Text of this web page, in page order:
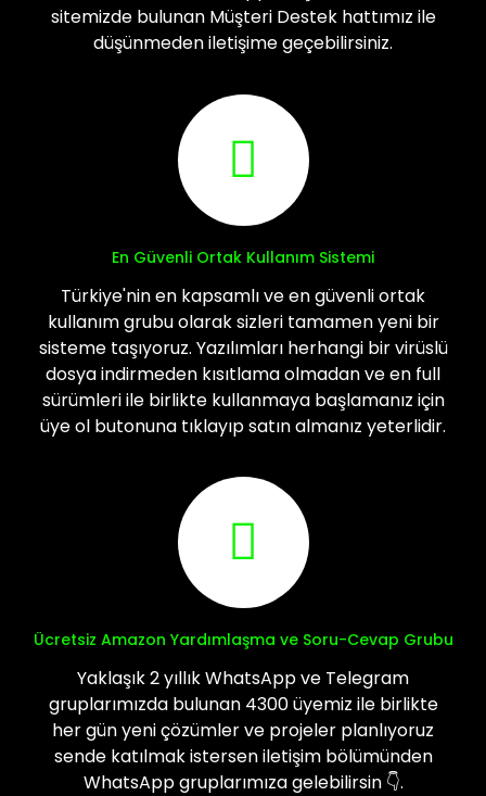
sitemizde bulunan Müşteri Destek hattımız ile
düşünmeden iletişime geçebilirsiniz.
En Güvenli Ortak Kullanım Sistemi
Türkiye'nin en kapsamlı ve en güvenli ortak
kullanım grubu olarak sizleri tamamen yeni bir
sisteme taşıyoruz. Yazılımları herhangi bir virüslü
dosya indirmeden kısıtlama olmadan ve en full
sürümleri ile birlikte kullanmaya başlamanız için
üye ol butonuna tıklayıp satın almanız yeterlidir.
Ücretsiz Amazon Yardımlaşma ve Soru-Cevap Grubu
Yaklaşık 2 yıllık WhatsApp ve Telegram
gruplarımızda bulunan 4300 üyemiz ile birlikte
her gün yeni çözümler ve projeler planlıyoruz
sende katılmak istersen iletişim bölümünden
WhatsApp gruplarımıza gelebilirsin 👇.